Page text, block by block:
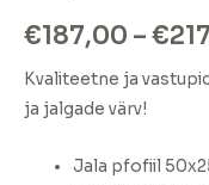
€187,00 –€
Kvaliteetne ja
ja jalgade värv!
Jala pfofiil